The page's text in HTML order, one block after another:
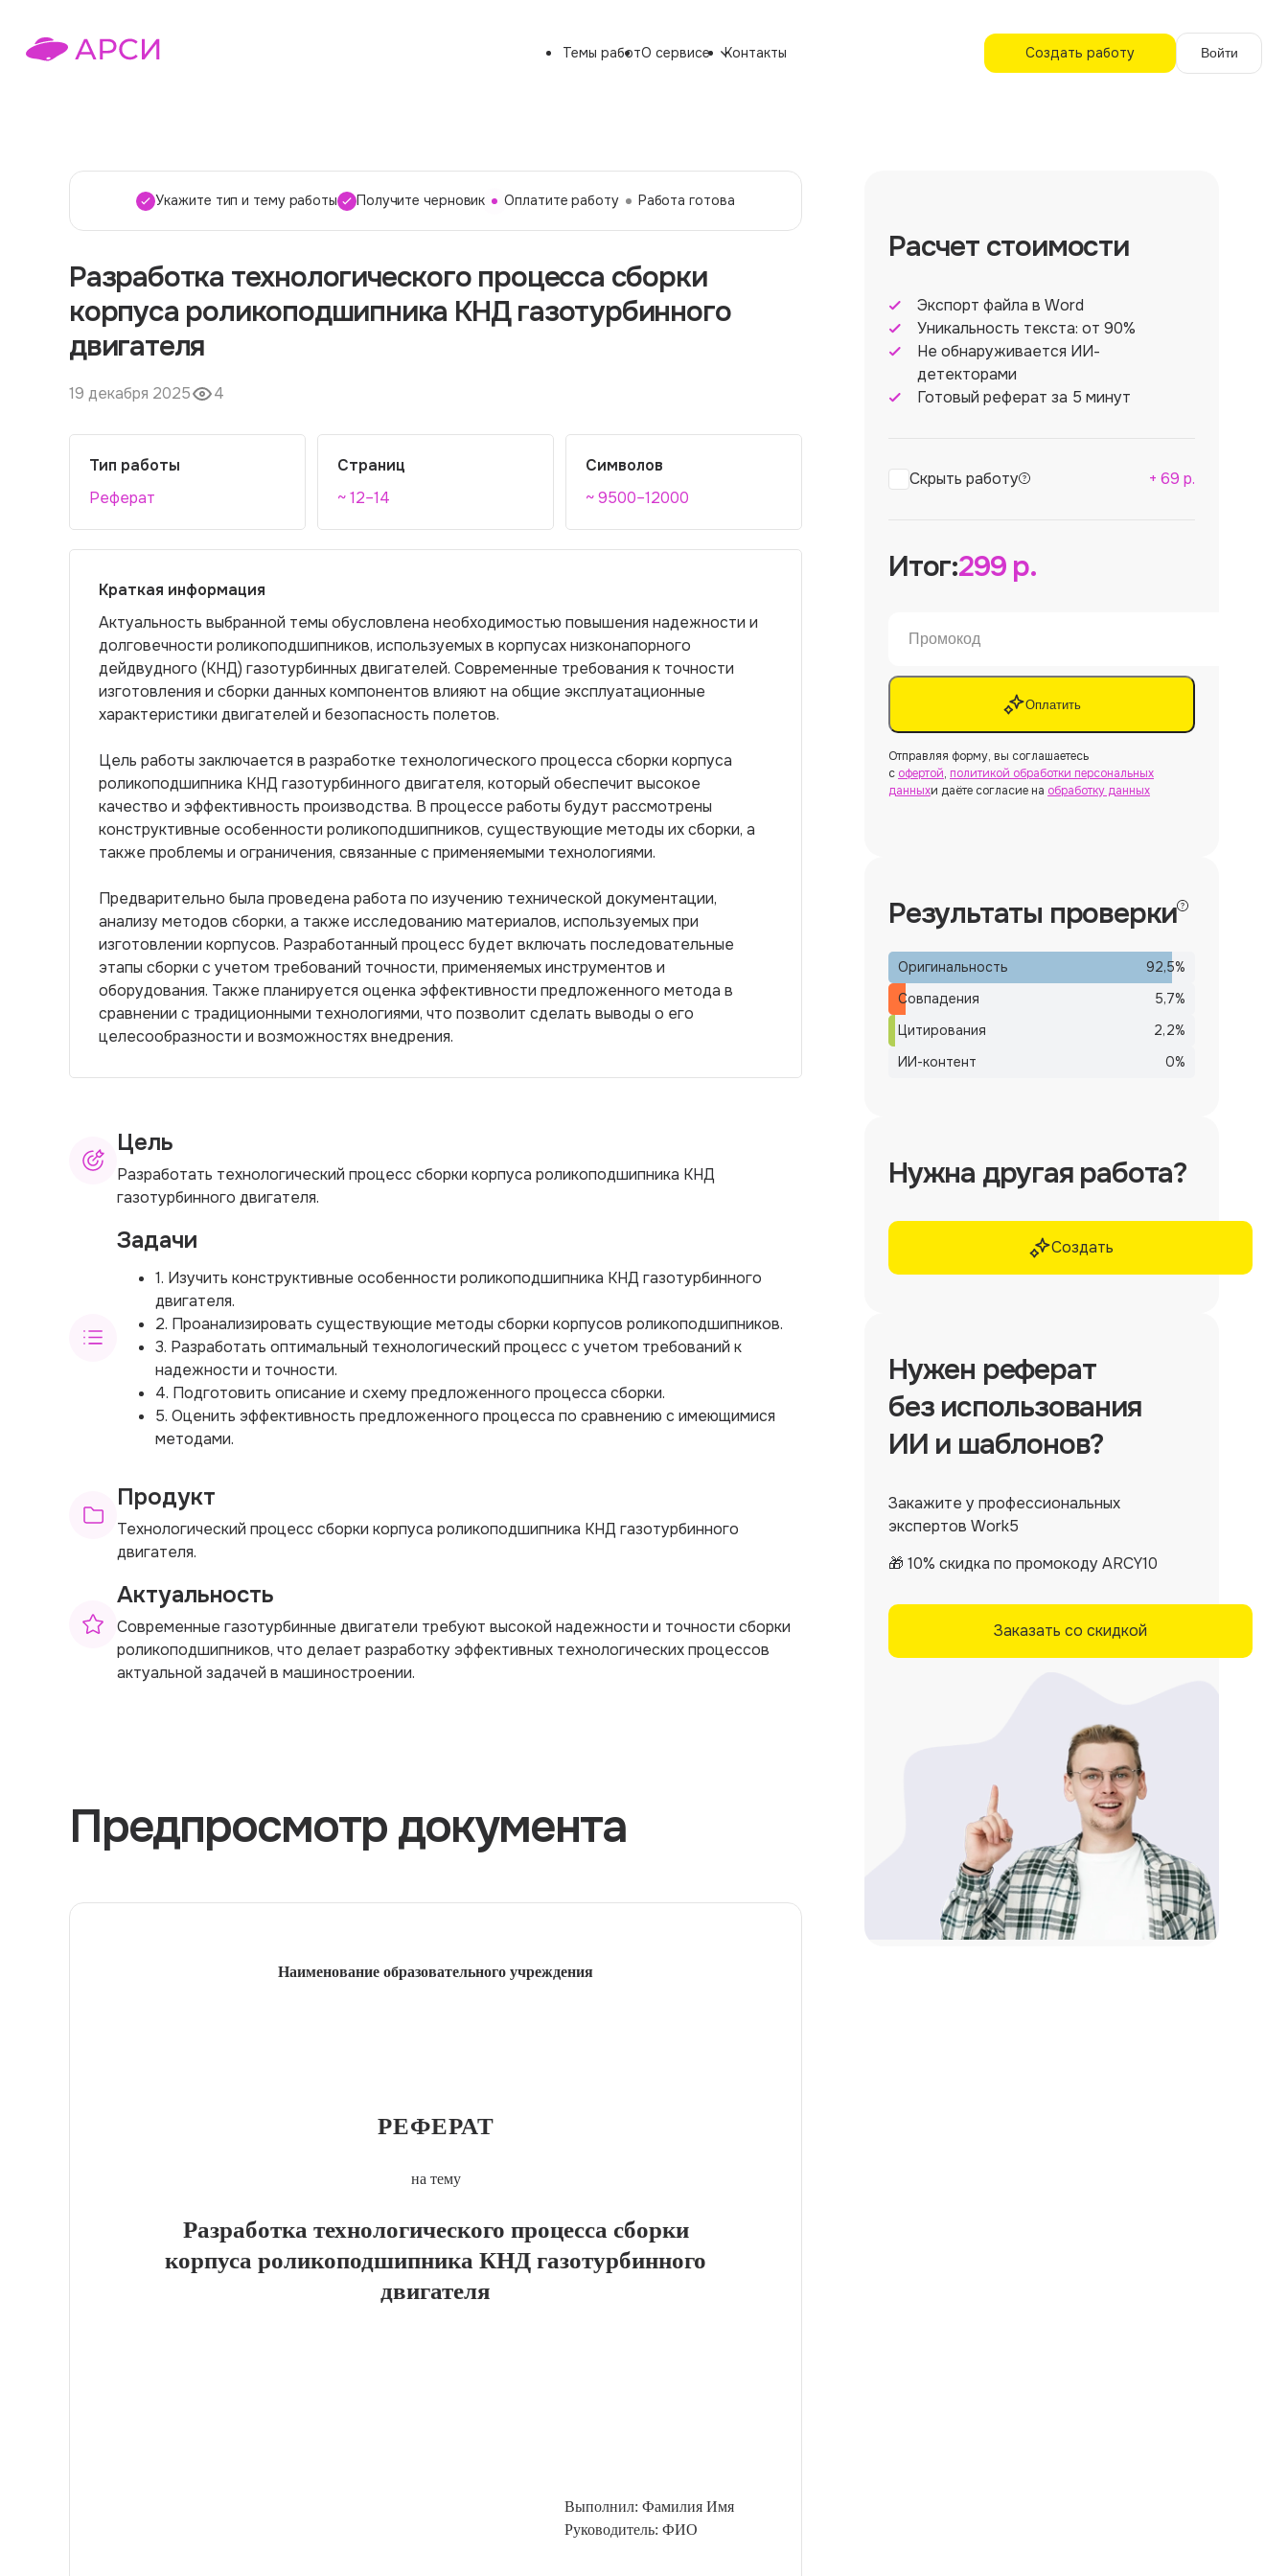
Темы работО сервисе Контакты Создать работу Войти
Укажите тип и тему работы Получите черновик Оплатите работу Работа готова
Разработка технологического процесса сборки
корпуса роликоподшипника КНД газотурбинного
двигателя
19 декабря 2025 4
Тип работы
Реферат
Страниц
~ 12–14
Символов
~ 9500–12000
Краткая информация
Актуальность выбранной темы обусловлена необходимостью повышения надежности и
долговечности роликоподшипников, используемых в корпусах низконапорного
дейдвудного (КНД) газотурбинных двигателей. Современные требования к точности
изготовления и сборки данных компонентов влияют на общие эксплуатационные
характеристики двигателей и безопасность полетов.
Цель работы заключается в разработке технологического процесса сборки корпуса
роликоподшипника КНД газотурбинного двигателя, который обеспечит высокое
качество и эффективность производства. В процессе работы будут рассмотрены
конструктивные особенности роликоподшипников, существующие методы их сборки, а
также проблемы и ограничения, связанные с применяемыми технологиями.
Предварительно была проведена работа по изучению технической документации,
анализу методов сборки, а также исследованию материалов, используемых при
изготовлении корпусов. Разработанный процесс будет включать последовательные
этапы сборки с учетом требований точности, применяемых инструментов и
оборудования. Также планируется оценка эффективности предложенного метода в
сравнении с традиционными технологиями, что позволит сделать выводы о его
целесообразности и возможностях внедрения.
Цель
Разработать технологический процесс сборки корпуса роликоподшипника КНД
газотурбинного двигателя.
Задачи
1. Изучить конструктивные особенности роликоподшипника КНД газотурбинного
двигателя.
2. Проанализировать существующие методы сборки корпусов роликоподшипников.
3. Разработать оптимальный технологический процесс с учетом требований к
надежности и точности.
4. Подготовить описание и схему предложенного процесса сборки.
5. Оценить эффективность предложенного процесса по сравнению с имеющимися
методами.
Продукт
Технологический процесс сборки корпуса роликоподшипника КНД газотурбинного
двигателя.
Актуальность
Современные газотурбинные двигатели требуют высокой надежности и точности сборки
роликоподшипников, что делает разработку эффективных технологических процессов
актуальной задачей в машиностроении.
Предпросмотр документа
Наименование образовательного учреждения
РЕФЕРАТ
на тему
Разработка технологического процесса сборки
корпуса роликоподшипника КНД газотурбинного
двигателя
Выполнил: Фамилия Имя
Руководитель: ФИО
Расчет стоимости
Экспорт файла в Word
Уникальность текста: от 90%
Не обнаруживается ИИ-
детекторами
Готовый реферат за 5 минут
Скрыть работу + 69 р.
Итог:299р.
Оплатить
Отправляя форму, вы соглашаетесь
с офертой, политикой обработки персональных
данныхи даёте согласие на обработку данных
Результаты проверки
Оригинальность 92,5%
Совпадения
5,7%
Цитирования
2,2%
ИИ-контент
0%
Нужна другая работа?
Создать
Нужен реферат
без использования
ИИ и шаблонов?
Закажите у профессиональных
экспертов Work5
🎁 10% скидка по промокоду ARCY10
Заказать со скидкой